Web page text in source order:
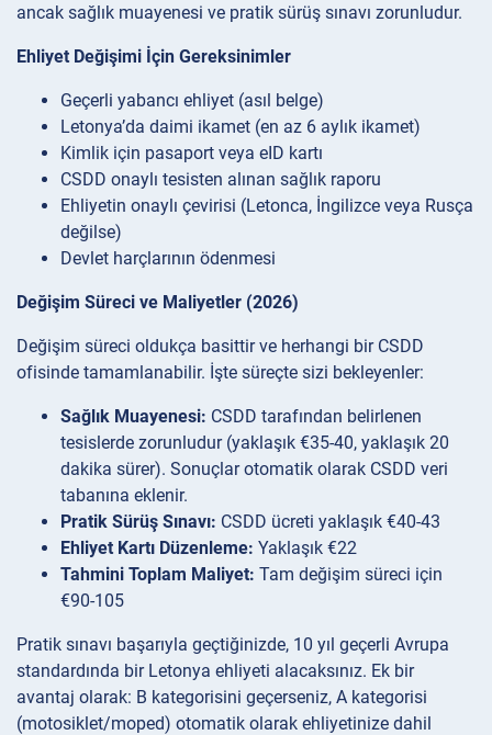
ancak sağlık muayenesi ve pratik sürüş sınavı zorunludur.
Ehliyet Değişimi İçin Gereksinimler
Geçerli yabancı ehliyet (asıl belge)
Letonya’da daimi ikamet (en az 6 aylık ikamet)
Kimlik için pasaport veya eID kartı
CSDD onaylı tesisten alınan sağlık raporu
Ehliyetin onaylı çevirisi (Letonca, İngilizce veya Rusça
değilse)
Devlet harçlarının ödenmesi
Değişim Süreci ve Maliyetler (2026)
Değişim süreci oldukça basittir ve herhangi bir CSDD
ofisinde tamamlanabilir. İşte süreçte sizi bekleyenler:
Sağlık Muayenesi: CSDD tarafından belirlenen
tesislerde zorunludur (yaklaşık €35-40, yaklaşık 20
dakika sürer). Sonuçlar otomatik olarak CSDD veri
tabanına eklenir.
Pratik Sürüş Sınavı: CSDD ücreti yaklaşık €40-43
Ehliyet Kartı Düzenleme: Yaklaşık €22
Tahmini Toplam Maliyet: Tam değişim süreci için
€90-105
Pratik sınavı başarıyla geçtiğinizde, 10 yıl geçerli Avrupa
standardında bir Letonya ehliyeti alacaksınız. Ek bir
avantaj olarak: B kategorisini geçerseniz, A kategorisi
(motosiklet/moped) otomatik olarak ehliyetinize dahil